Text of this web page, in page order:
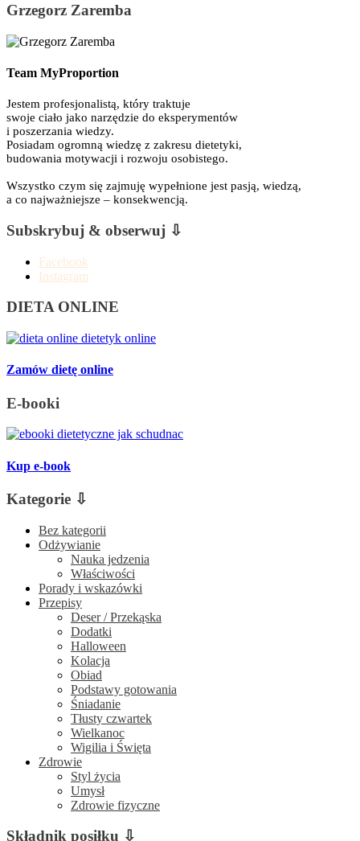
Grzegorz Zaremba
Team MyProportion
Jestem profesjonalistą, który traktuje
swoje ciało jako narzędzie do eksperymentów
i poszerzania wiedzy.
Posiadam ogromną wiedzę z zakresu dietetyki,
budowania motywacji i rozwoju osobistego.
Wszystko czym się zajmuję wypełnione jest pasją, wiedzą,
a co najważniejsze – konsekwencją.
Subskrybuj & obserwuj ⇩
Facebook
Instagram
DIETA ONLINE
Zamów dietę online
E-booki
Kup e-book
Kategorie ⇩
Bez kategorii
Odżywianie
Nauka jedzenia
Właściwości
Porady i wskazówki
Przepisy
Deser / Przekąska
Dodatki
Halloween
Kolacja
Obiad
Podstawy gotowania
Śniadanie
Tłusty czwartek
Wielkanoc
Wigilia i Święta
Zdrowie
Styl życia
Umysł
Zdrowie fizyczne
Składnik posiłku ⇩